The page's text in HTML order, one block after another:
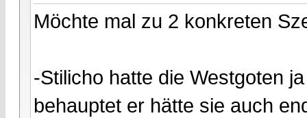
Möchte mal zu 2 konkreten
-Stilicho hatte die Westgoten
behauptet er hätte sie auch